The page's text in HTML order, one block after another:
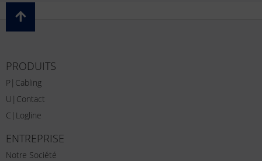
PRODUITS
P|Cabling
U|Contact
C|Logline
ENTREPRISE
Notre Société